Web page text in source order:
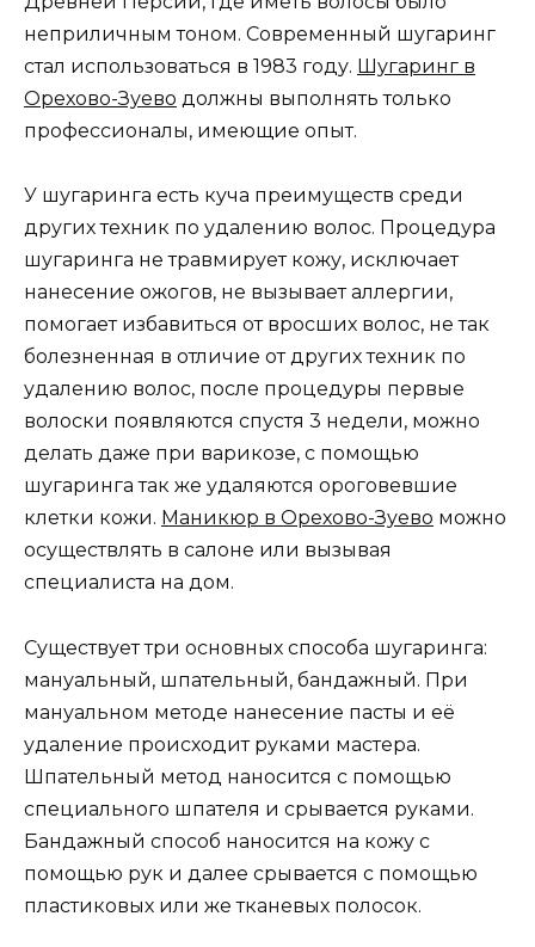
неприличным тоном. Современный шугаринг
стал использоваться в 1983 году. Шугаринг в
Орехово-Зуево должны выполнять только
профессионалы, имеющие опыт.
У шугаринга есть куча преимуществ среди
других техник по удалению волос. Процедура
шугаринга не травмирует кожу, исключает
нанесение ожогов, не вызывает аллергии,
помогает избавиться от вросших волос, не так
болезненная в отличие от других техник по
удалению волос, после процедуры первые
волоски появляются спустя 3 недели, можно
делать даже при варикозе, с помощью
шугаринга так же удаляются ороговевшие
клетки кожи. Маникюр в Орехово-Зуево можно
осуществлять в салоне или вызывая
специалиста на дом.
Существует три основных способа шугаринга:
мануальный, шпательный, бандажный. При
мануальном методе нанесение пасты и её
удаление происходит руками мастера.
Шпательный метод наносится с помощью
специального шпателя и срывается руками.
Бандажный способ наносится на кожу с
помощью рук и далее срывается с помощью
пластиковых или же тканевых полосок.